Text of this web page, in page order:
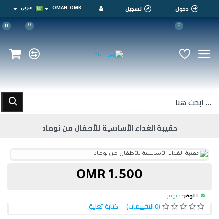
دخول تسجيل OMR
OMAN عربي
0
0
0
حقيبة الغداء الأساسية للأطفال من نوماد
التوفر: متوفر
(0 التقييمات) - كتابة تعليق
1.500 OMR